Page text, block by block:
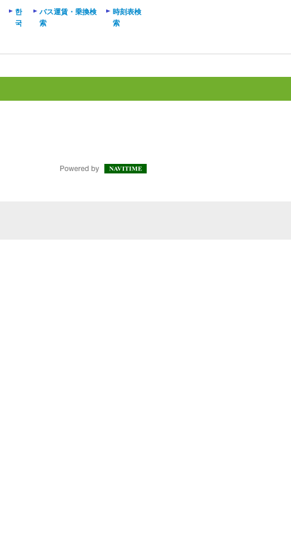
한
국
バス運賃・乗換検
索
時刻表検
索